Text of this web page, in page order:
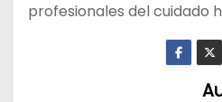
profesionales del cuidado